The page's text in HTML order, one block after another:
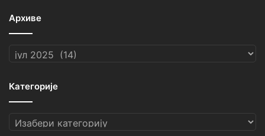
Архиве
Архиве
Категорије
Категорије